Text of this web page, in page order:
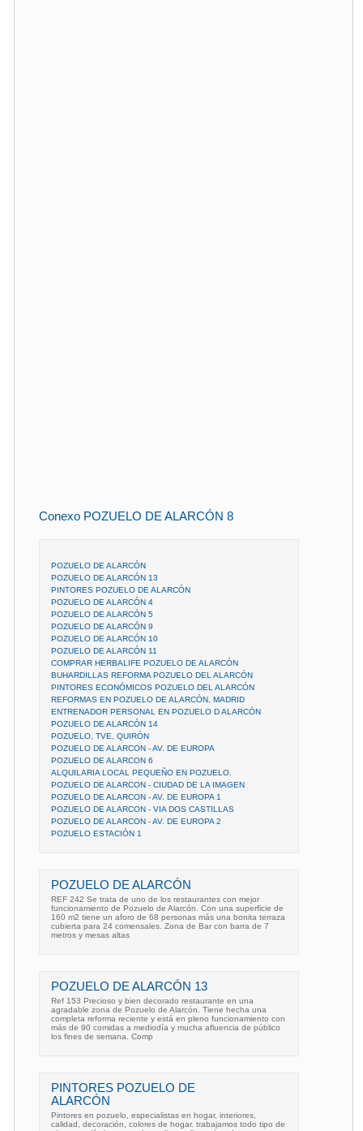
Conexo POZUELO DE ALARCÓN 8
POZUELO DE ALARCÓN
POZUELO DE ALARCÓN 13
PINTORES POZUELO DE ALARCÓN
POZUELO DE ALARCÓN 4
POZUELO DE ALARCÓN 5
POZUELO DE ALARCÓN 9
POZUELO DE ALARCÓN 10
POZUELO DE ALARCÓN 11
COMPRAR HERBALIFE POZUELO DE ALARCÓN
BUHARDILLAS REFORMA POZUELO DEL ALARCÓN
PINTORES ECONÓMICOS POZUELO DEL ALARCÓN
REFORMAS EN POZUELO DE ALARCÓN, MADRID
ENTRENADOR PERSONAL EN POZUELO D ALARCÓN
POZUELO DE ALARCÓN 14
POZUELO, TVE, QUIRÓN
POZUELO DE ALARCON - AV. DE EUROPA
POZUELO DE ALARCON 6
ALQUILARIA LOCAL PEQUEÑO EN POZUELO.
POZUELO DE ALARCON - CIUDAD DE LA IMAGEN
POZUELO DE ALARCON - AV. DE EUROPA 1
POZUELO DE ALARCON - VIA DOS CASTILLAS
POZUELO DE ALARCON - AV. DE EUROPA 2
POZUELO ESTACIÓN 1
POZUELO DE ALARCÓN
REF 242 Se trata de uno de los restaurantes con mejor
funcionamiento de Pozuelo de Alarcón. Con una superficie de
160 m2 tiene un aforo de 68 personas más una bonita terraza
cubierta para 24 comensales. Zona de Bar con barra de 7
metros y mesas altas
POZUELO DE ALARCÓN 13
Ref 153 Precioso y bien decorado restaurante en una
agradable zona de Pozuelo de Alarcón. Tiene hecha una
completa reforma reciente y está en pleno funcionamiento con
más de 90 comidas a mediodía y mucha afluencia de público
los fines de semana. Comp
PINTORES POZUELO DE
ALARCÓN
Pintores en pozuelo, especialistas en hogar, interiores,
calidad, decoración, colores de hogar. trabajamos todo tipo de